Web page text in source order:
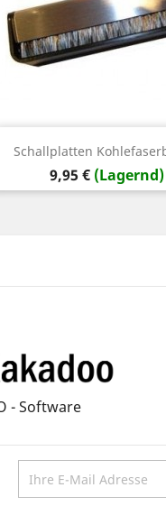
Schallplatten
Preis
9,95 € (Lagernd)
Vorschau
- Software